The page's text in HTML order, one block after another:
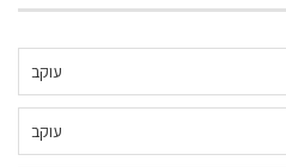
עוקב
עוקב